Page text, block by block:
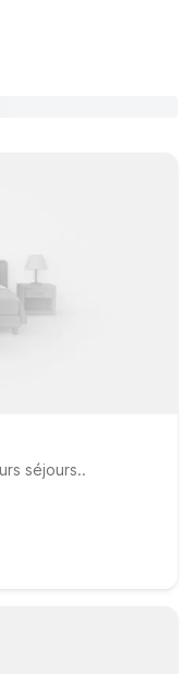
séjours..